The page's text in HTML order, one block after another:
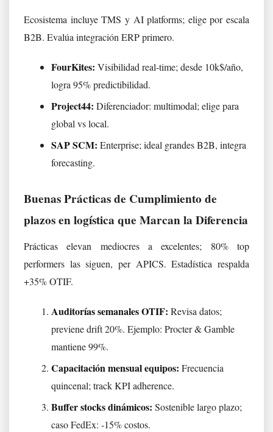
Ecosistema incluye TMS y AI platforms; elige por escala
B2B. Evalúa integración ERP primero.
FourKites: Visibilidad real-time; desde 10k$/año,
logra 95% predictibilidad.
Project44: Diferenciador: multimodal; elige para
global vs local.
SAP SCM: Enterprise; ideal grandes B2B, integra
forecasting.
Buenas Prácticas de Cumplimiento de
plazos en logística que Marcan la Diferencia
Prácticas elevan mediocres a excelentes; 80% top
performers las siguen, per APICS. Estadística respalda
+35% OTIF.
Auditorías semanales OTIF: Revisa datos;
previene drift 20%. Ejemplo: Procter & Gamble
mantiene 99%.
Capacitación mensual equipos: Frecuencia
quincenal; track KPI adherence.
Buffer stocks dinámicos: Sostenible largo plazo;
caso FedEx: -15% costos.